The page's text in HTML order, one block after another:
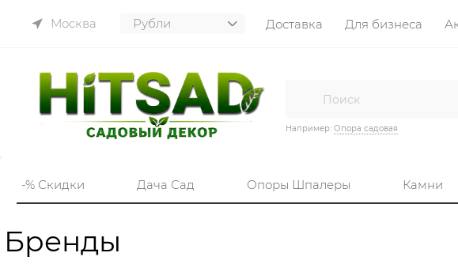
Москва Доставка Для бизнеса
Например: Опора садовая
-% Скидки Дача Сад Опоры Шпалеры Камни
Бренды